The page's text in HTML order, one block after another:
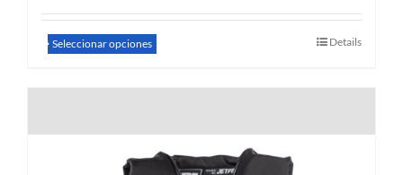
Seleccionar opciones
producto
Las
opciones
Details